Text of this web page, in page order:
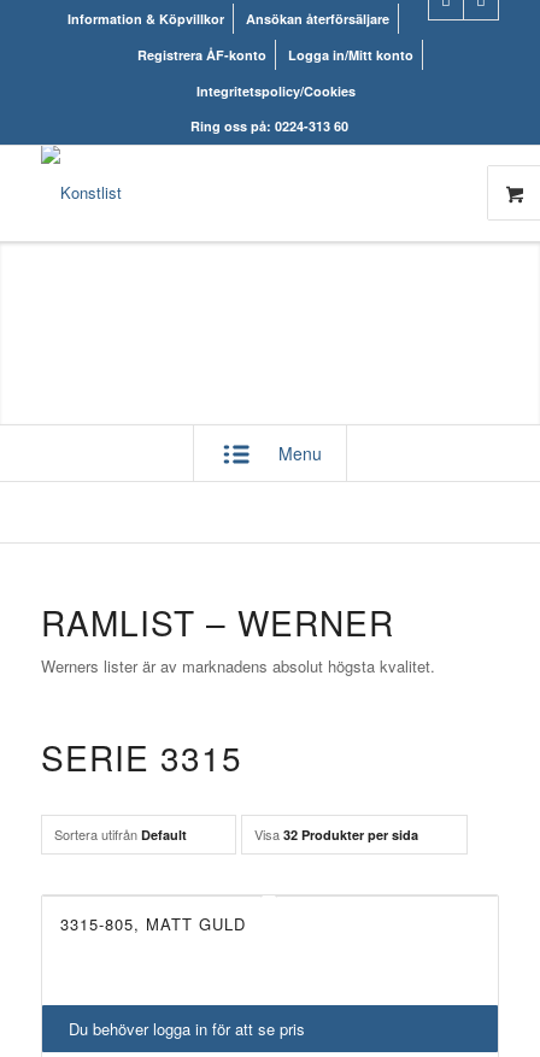
Information & Köpvillkor
Ansökan återförsäljare
Registrera ÅF-konto
Logga in/Mitt konto
Integritetspolicy/Cookies
Ring oss på: 0224-313 60
Menu
RAMLIST – WERNER
Werners lister är av marknadens absolut högsta kvalitet.
SERIE 3315
Sortera utifrån Default Visa 32 Produkter per sida
3315-805, MATT GULD
Du behöver logga in för att se pris